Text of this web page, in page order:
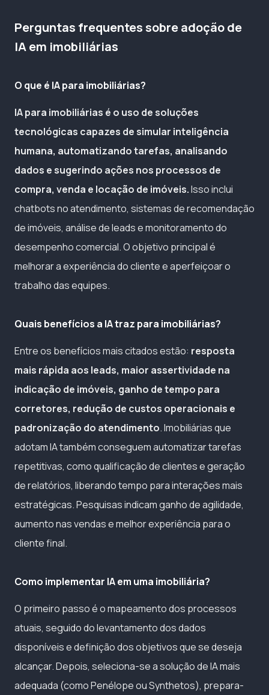
Perguntas frequentes sobre adoção de
IA em imobiliárias
O que é IA para imobiliárias?
IA para imobiliárias é o uso de soluções
tecnológicas capazes de simular inteligência
humana, automatizando tarefas, analisando
dados e sugerindo ações nos processos de
compra, venda e locação de imóveis.Isso inclui
chatbots no atendimento, sistemas de recomendação
de imóveis, análise de leads e monitoramento do
desempenho comercial. O objetivo principal é
melhorar a experiência do cliente e aperfeiçoar o
trabalho das equipes.
Quais benefícios a IA traz para imobiliárias?
Entre os benefícios mais citados estão: resposta
mais rápida aos leads, maior assertividade na
indicação de imóveis, ganho de tempo para
corretores, redução de custos operacionais e
padronização do atendimento. Imobiliárias que
adotam IA também conseguem automatizar tarefas
repetitivas, como qualificação de clientes e geração
de relatórios, liberando tempo para interações mais
estratégicas. Pesquisas indicam ganho de agilidade,
aumento nas vendas e melhor experiência para o
cliente final.
Como implementar IA em uma imobiliária?
O primeiro passo é o mapeamento dos processos
atuais, seguido do levantamento dos dados
disponíveis e definição dos objetivos que se deseja
alcançar. Depois, seleciona-se a solução de IA mais
adequada (como Penélope ou Synthetos), prepara-